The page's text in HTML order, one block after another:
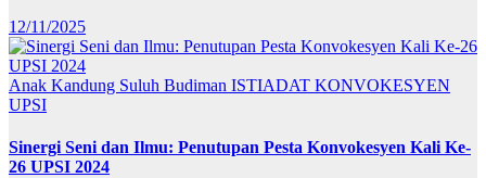
12/11/2025
Anak Kandung Suluh Budiman ISTIADAT KONVOKESYEN
UPSI
Sinergi Seni dan Ilmu: Penutupan Pesta Konvokesyen Kali Ke-
26 UPSI 2024